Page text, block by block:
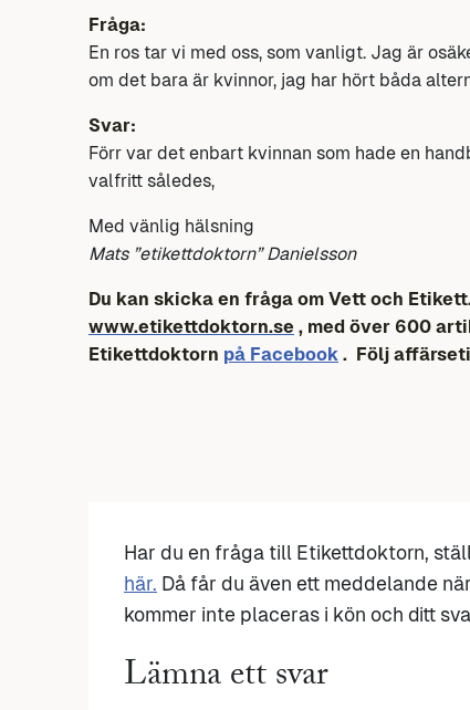
Fråga:
En ros tar vi med oss, som vanligt. Jag är
om det bara är kvinnor, jag har hört båda
Svar:
Förr var det enbart kvinnan som hade en
valfritt således,
Med vänlig hälsning
Mats ”etikettdoktorn” Danielsson
Du kan skicka en fråga om Vett och
www.etikettdoktorn.se , med över 600
Etikettdoktorn på Facebook . Följ
Har du en fråga till Etikettdoktorn,
här. Då får du även ett meddelande
kommer inte placeras i kön och ditt
Lämna ett svar